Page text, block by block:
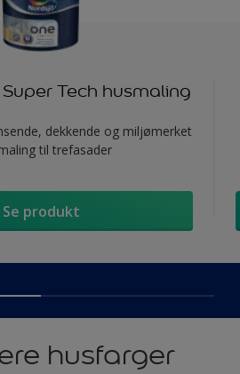
Tech husmaling
dekkende og miljømerket
til trefasader
Se produkt
husfarger